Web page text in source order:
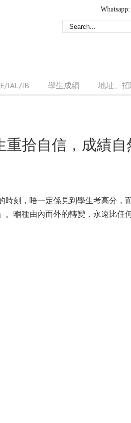
IAL/IB 學生成績 地址、
重拾自信，成績自
時刻，唔一定係見到學生考高分，
。嗰種由內而外的轉變，永遠比任